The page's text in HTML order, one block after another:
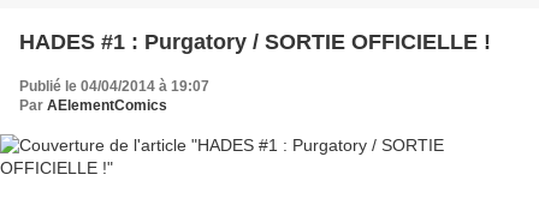
HADES #1 : Purgatory / SORTIE OFFICIELLE !
Publié le 04/04/2014 à 19:07
Par AElementComics